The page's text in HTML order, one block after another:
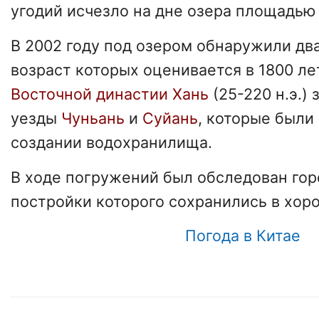
угодий исчезло на дне озера
В 2002 году под озером обнаружили
возраст которых оценивается в 1800
Восточной династии Хань (25-220 н.э.)
уезды Чуньань и Суйань, которые были
создании водохранилища.
В ходе погружений был обследован
постройки которого сохранились в
Погода в Китае